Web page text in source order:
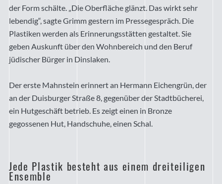
der Form schälte. „Die Oberfläche glänzt. Das wirkt sehr
lebendig“, sagte Grimm gestern im Pressegespräch. Die
Plastiken werden als Erinnerungsstätten gestaltet. Sie
geben Auskunft über den Wohnbereich und den Beruf
jüdischer Bürger in Dinslaken.
Der erste Mahnstein erinnert an Hermann Eichengrün, der
an der Duisburger Straße 8, gegenüber der Stadtbücherei,
ein Hutgeschäft betrieb. Es zeigt einen in Bronze
gegossenen Hut, Handschuhe, einen Schal.
Jede Plastik besteht aus einem dreiteiligen
Ensemble